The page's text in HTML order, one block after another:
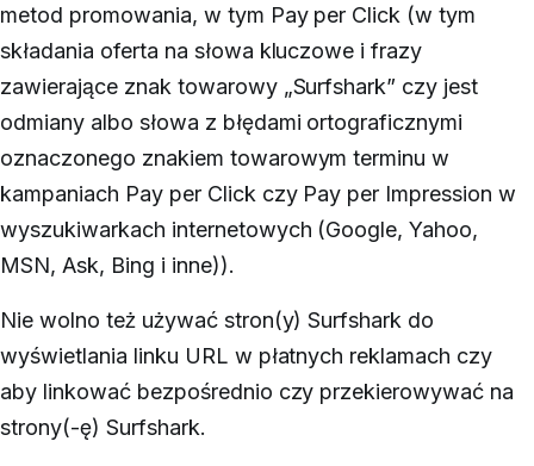
metod promowania, w tym Pay per Click (w tym
składania oferta na słowa kluczowe i frazy
zawierające znak towarowy „Surfshark” czy jest
odmiany albo słowa z błędami ortograficznymi
oznaczonego znakiem towarowym terminu w
kampaniach Pay per Click czy Pay per Impression w
wyszukiwarkach internetowych (Google, Yahoo,
MSN, Ask, Bing i inne)).
Nie wolno też używać stron(y) Surfshark do
wyświetlania linku URL w płatnych reklamach czy
aby linkować bezpośrednio czy przekierowywać na
strony(-ę) Surfshark.